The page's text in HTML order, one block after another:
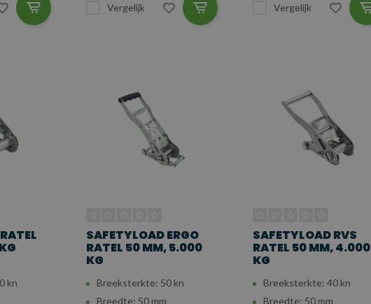
Vergelijk Vergelijk
kn
SAFETYLOAD ERGO
RATEL 50 MM, 5.000
KG
Breeksterkte: 50 kn
Breedte: 50 mm
SAFETYLOAD RVS
RATEL 50 MM, 4.000
KG
Breeksterkte: 40 kn
Breedte: 50 mm